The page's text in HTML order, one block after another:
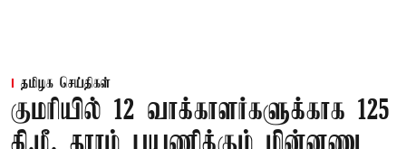
தமிழக செய்திகள்
குமரியில் 12 வாக்காளர்களுக்காக 125